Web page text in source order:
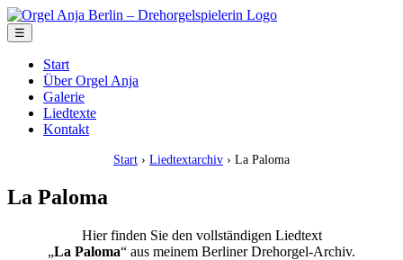
☰
Start
Über Orgel Anja
Galerie
Liedtexte
Kontakt
Start › Liedtextarchiv › La Paloma
La Paloma
Hier finden Sie den vollständigen Liedtext
„La Paloma“ aus meinem Berliner Drehorgel-Archiv.